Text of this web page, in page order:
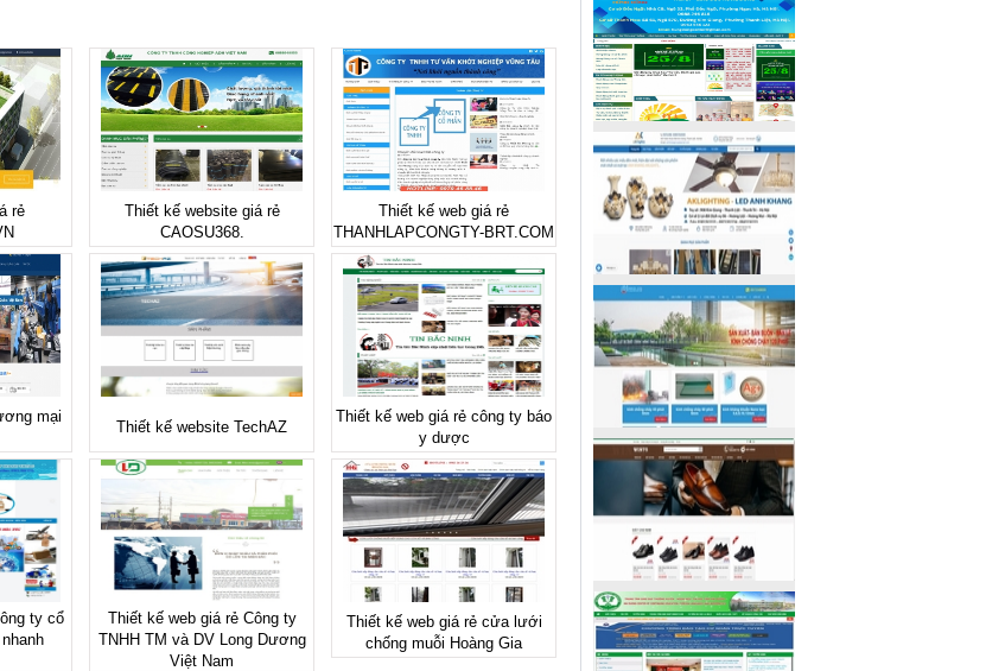
rẻ
Thiết kế website giá rẻ
CAOSU368.
Thiết kế web giá rẻ
THANHLAPCONGTY-BRT.COM
mại
Thiết kế website TechAZ
Thiết kế web giá rẻ công ty báo
y dược
ty cổ
Thiết kế web giá rẻ Công ty
TNHH TM và DV Long Dương
Việt Nam
Thiết kế web giá rẻ cửa lưới
chống muỗi Hoàng Gia